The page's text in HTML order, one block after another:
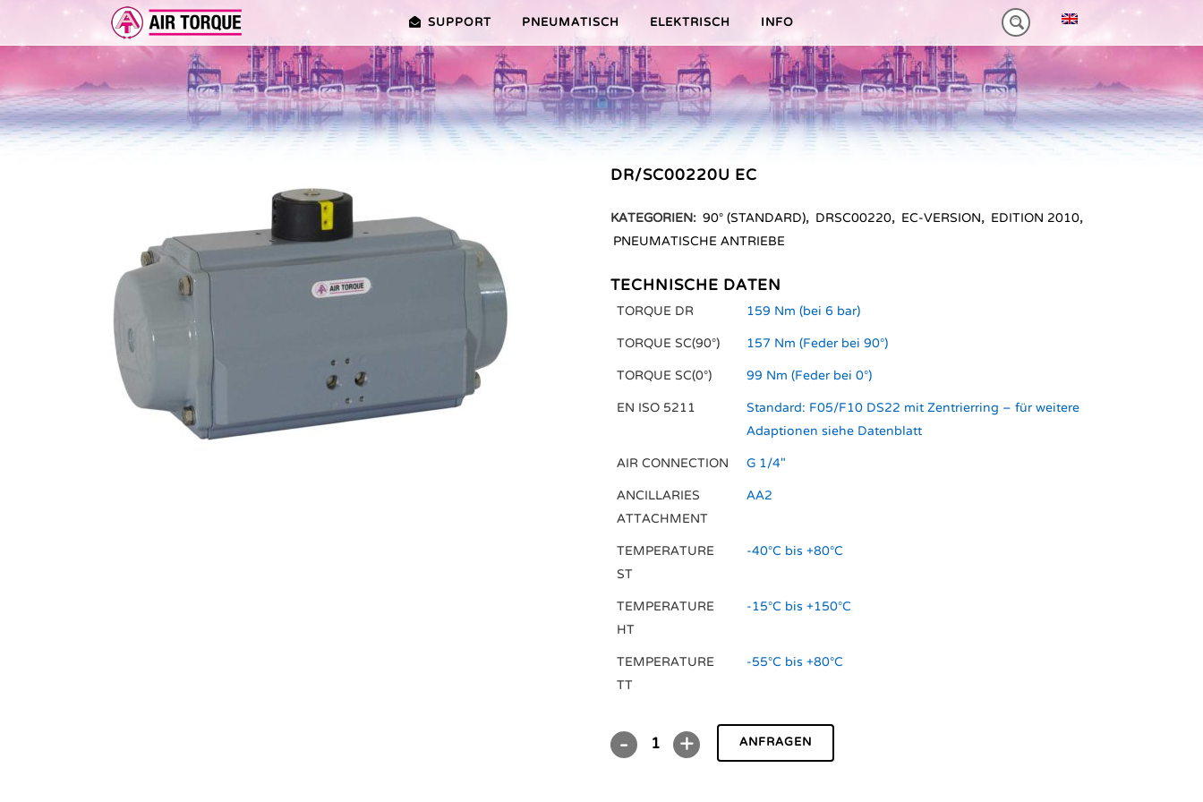
SUPPORT PNEUMATISCH
DOKUMENTATION VORTEILE EDITION 2010 VORTEILE HEAVY-DUTY
ELEKTRISCH
ERWEITERUNGEN ER PREMIER-SERIE (20-100NM)
VORTEILE ER PLUS-SERIE
VRX/VSX/VTX-SERIE (25-1000NM)
VORTEILE V-SERIE
VORTEILE VT PLUS-SERIE
MT-SERIE (25-75NM)
INFO
DR/SC00220U EC
KATEGORIEN: 90° (STANDARD), DRSC00220, EC-VERSION, EDITION 2010,
PNEUMATISCHE ANTRIEBE
TECHNISCHE DATEN
TORQUE DR 159 Nm (bei 6 bar)
TORQUE SC(90°) 157 Nm (Feder bei 90°)
TORQUE SC(0°) 99 Nm (Feder bei 0°)
EN ISO 5211
Standard: F05/F10 DS22 mit Zentrierring – für weitere
Adaptionen siehe Datenblatt
AIR CONNECTION G 1/4"
ANCILLARIES
ATTACHMENT
AA2
TEMPERATURE
ST
-40°C bis +80°C
TEMPERATURE
HT
-15°C bis +150°C
TEMPERATURE
TT
-55°C bis +80°C
DR/SC00220U ANFRAGEN